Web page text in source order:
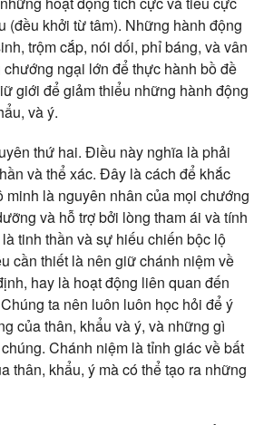
(đều khởi từ tâm). Những hành động
trộm cắp, nói dối, phỉ báng, và vân
ngại lớn để thực hành bồ đề
giới để giảm thiểu những hành động
và ý.
thứ hai. Điều này nghĩa là phải
và thể xác. Đây là cách để khắc
minh là nguyên nhân của mọi chướng
và hỗ trợ bởi lòng tham ái và tính
tinh thần và sự hiếu chiến bộc lộ
cần thiết là nên giữ chánh niệm về
hay là hoạt động liên quan đến
ta nên luôn luôn học hỏi để ý
của thân, khẩu và ý, và những gì
Chánh niệm là tỉnh giác về bất
thân, khẩu, ý mà có thể tạo ra những